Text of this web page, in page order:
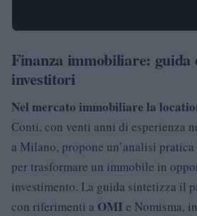
Finanza immobiliare: guida
investitori
Nel mercato immobiliare la
Conti, con venti anni di esperienza
a Milano, propone un’analisi
per trasformare un immobile in
investimento. La guida sintetizza il
con riferimenti a OMI e Nomisma,